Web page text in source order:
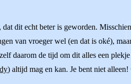
dit echt beter is geworden.
van vroeger wel (en dat is oké),
daarom de tijd om dit alles een
) altijd mag en kan. Je bent niet